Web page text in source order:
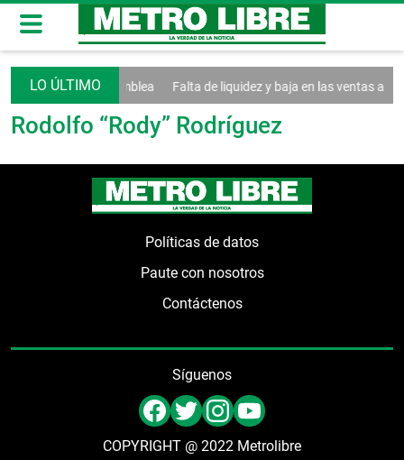
al debate de la Asamblea Falta de liquidez y baja en las ventas
Rodolfo “Rody” Rodríguez
Políticas de datos
Paute con nosotros
Contáctenos
Síguenos
COPYRIGHT @ 2022 Metrolibre